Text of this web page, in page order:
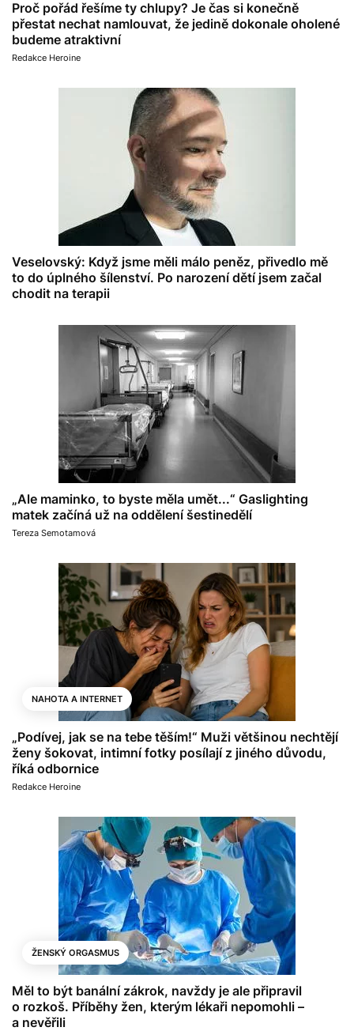
Proč pořád řešíme ty chlupy? Je čas si konečně
přestat nechat namlouvat, že jedině dokonale oholené
budeme atraktivní
Redakce Heroine
Veselovský: Když jsme měli málo peněz, přivedlo mě
to do úplného šílenství. Po narození dětí jsem začal
chodit na terapii
„Ale maminko, to byste měla umět...“ Gaslighting
matek začíná už na oddělení šestinedělí
Tereza Semotamová
NAHOTA A INTERNET
„Podívej, jak se na tebe těším!“ Muži většinou nechtějí
ženy šokovat, intimní fotky posílají z jiného důvodu,
říká odbornice
Redakce Heroine
ŽENSKÝ ORGASMUS
Měl to být banální zákrok, navždy je ale připravil
o rozkoš. Příběhy žen, kterým lékaři nepomohli –
a nevěřili